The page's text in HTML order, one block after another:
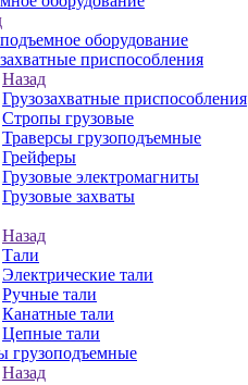
оборудование
приспособления
Назад
Грузозахватные приспособления
Стропы грузовые
Траверсы грузоподъемные
Грейферы
Грузовые электромагниты
Грузовые захваты
Назад
Тали
Электрические тали
Ручные тали
Канатные тали
Цепные тали
грузоподъемные
Назад